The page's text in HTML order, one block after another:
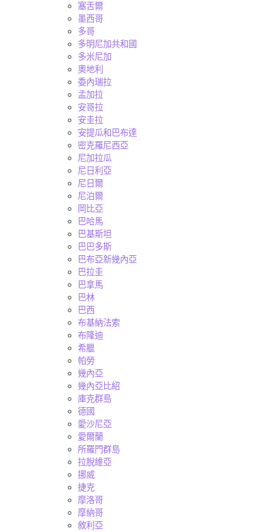
塞舌爾
墨西哥
多哥
多明尼加共和國
多米尼加
奧地利
委內瑞拉
孟加拉
安哥拉
安圭拉
安提瓜和巴布達
密克羅尼西亞
尼加拉瓜
尼日利亞
尼日爾
尼泊爾
岡比亞
巴哈馬
巴基斯坦
巴巴多斯
巴布亞新幾內亞
巴拉圭
巴拿馬
巴林
巴西
布基納法索
布隆迪
希臘
帕勞
幾內亞
幾內亞比紹
庫克群島
德國
愛沙尼亞
愛爾蘭
所羅門群島
拉脫維亞
挪威
捷克
摩洛哥
摩納哥
敘利亞